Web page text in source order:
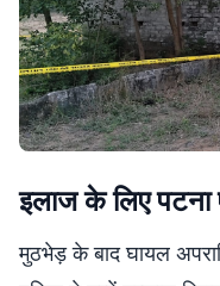
​इलाज के लिए पटना
मुठभेड़ के बाद घायल